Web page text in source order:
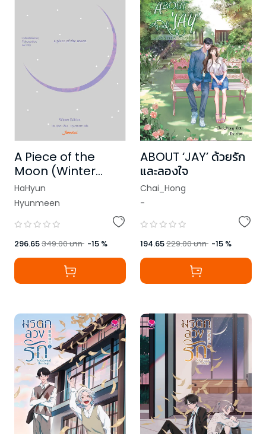
A Piece of the
Moon (Winter
Edition)
HaHyun
Hyunmeen
296.65349.00บาท -15 %
ABOUT ‘JAY’ ด้วยรัก
และลองใจ
Chai_Hong
-
194.65229.00บาท -15 %